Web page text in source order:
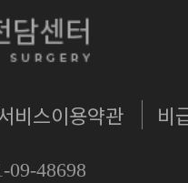
비스이용약관 비
48698